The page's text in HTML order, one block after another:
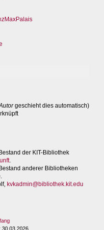
geschieht dies automatisch)
der KIT-Bibliothek
.
anderer Bibliotheken
kvkadmin@bibliothek.kit.edu
: 30.03.2026